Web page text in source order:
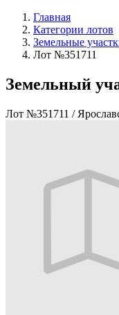
Главная
Категории лотов
Земельные
Лот №351711
Земельный
Лот №351711 /